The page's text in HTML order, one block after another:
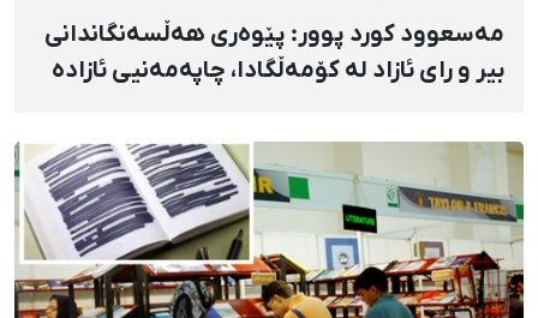
مەسعوود كورد پوور: پێوەری هەڵسەنگاندانی
بیر و رای ئازاد لە كۆمەڵگادا، چاپەمەنیی ئازادە